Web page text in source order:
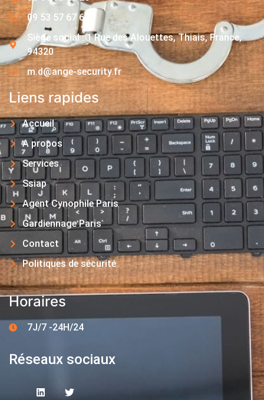
09 53 57 67 63
Siège social : 1 Rue des Alouettes, Thiais, France,
94320
m.d@ange-security.fr
Liens rapides
Accueil
A propos
Services
Ssiap
Agent Cynophile Paris
Gardiennage Paris
Contact
Politiques de sécurité
Horaires
7J/7 -24H/24
Réseaux sociaux